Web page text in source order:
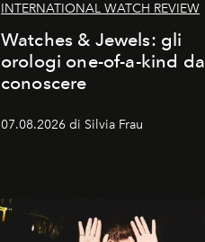
INTERNATIONAL WATCH REVIEW
Watches & Jewels: gli
orologi one-of-a-kind da
conoscere
07.08.2026 di Silvia Frau